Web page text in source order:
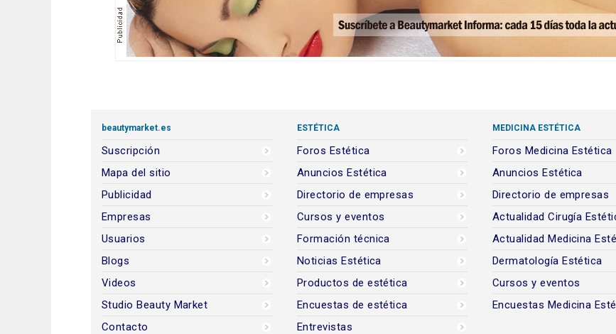
beautymarket.es
Suscripción
Mapa del sitio
Publicidad
Empresas
Usuarios
Blogs
Videos
Studio Beauty Market
Contacto
ESTÉTICA
Foros Estética
Anuncios Estética
Directorio de empresas
Cursos y eventos
Formación técnica
Noticias Estética
Productos de estética
Encuestas de estética
Entrevistas
MEDICINA ESTÉTICA
Foros Medicina Estética
Anuncios Estética
Directorio de empresas
Actualidad Cirugía
Actualidad Medicina
Dermatología Estética
Cursos y eventos
Encuestas Medicina